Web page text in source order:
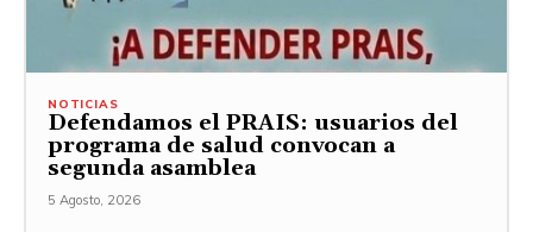
NOTICIAS
Defendamos el PRAIS: usuarios del
programa de salud convocan a
segunda asamblea
5 Agosto, 2026